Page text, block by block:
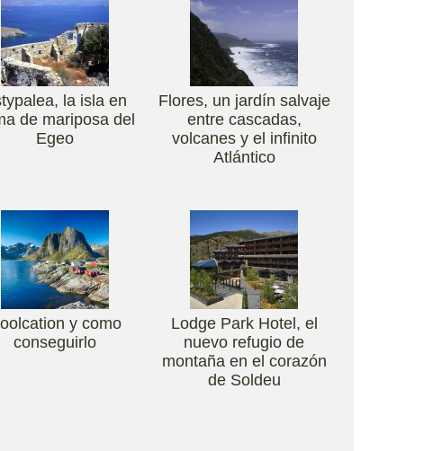
la isla en
de mariposa del
Egeo
Flores, un jardín salvaje
entre cascadas,
volcanes y el infinito
Atlántico
y como
conseguirlo
Lodge Park Hotel, el
nuevo refugio de
montaña en el corazón
de Soldeu